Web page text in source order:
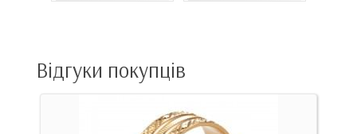
Відгуки покупців